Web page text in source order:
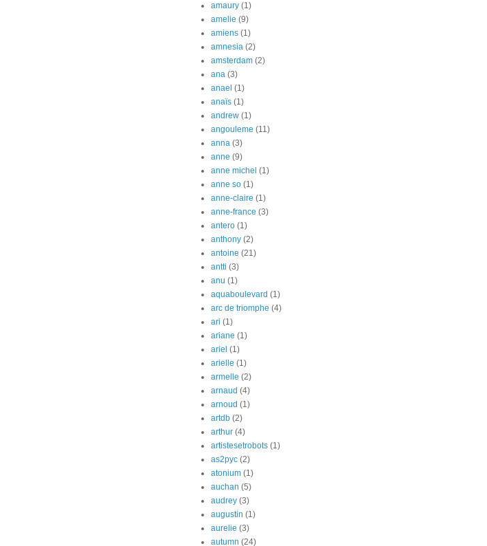
amaury (1)
amelie (9)
amiens (1)
amnesia (2)
amsterdam (2)
ana (3)
anael (1)
anaïs (1)
andrew (1)
angouleme (11)
anna (3)
anne (9)
anne michel (1)
anne so (1)
anne-claire (1)
anne-france (3)
antero (1)
anthony (2)
antoine (21)
antti (3)
anu (1)
aquaboulevard (1)
arc de triomphe (4)
ari (1)
ariane (1)
ariel (1)
arielle (1)
armelle (2)
arnaud (4)
arnoud (1)
artdb (2)
arthur (4)
artistesetrobots (1)
as2pyc (2)
atonium (1)
auchan (5)
audrey (3)
augustin (1)
aurelie (3)
autumn (24)